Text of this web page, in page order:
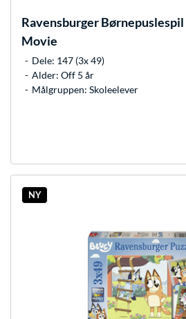
Ravensburger
Movie
Dele: 147 (3x 49)
Alder: Off 5 år
Målgruppen: Skoleelever
NY